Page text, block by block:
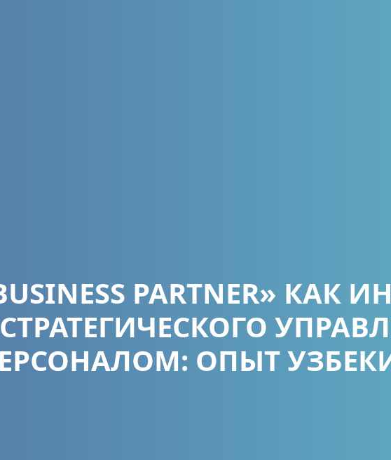
PARTNER» КАК
СТРАТЕГИЧЕСКОГО
ОПЫТ